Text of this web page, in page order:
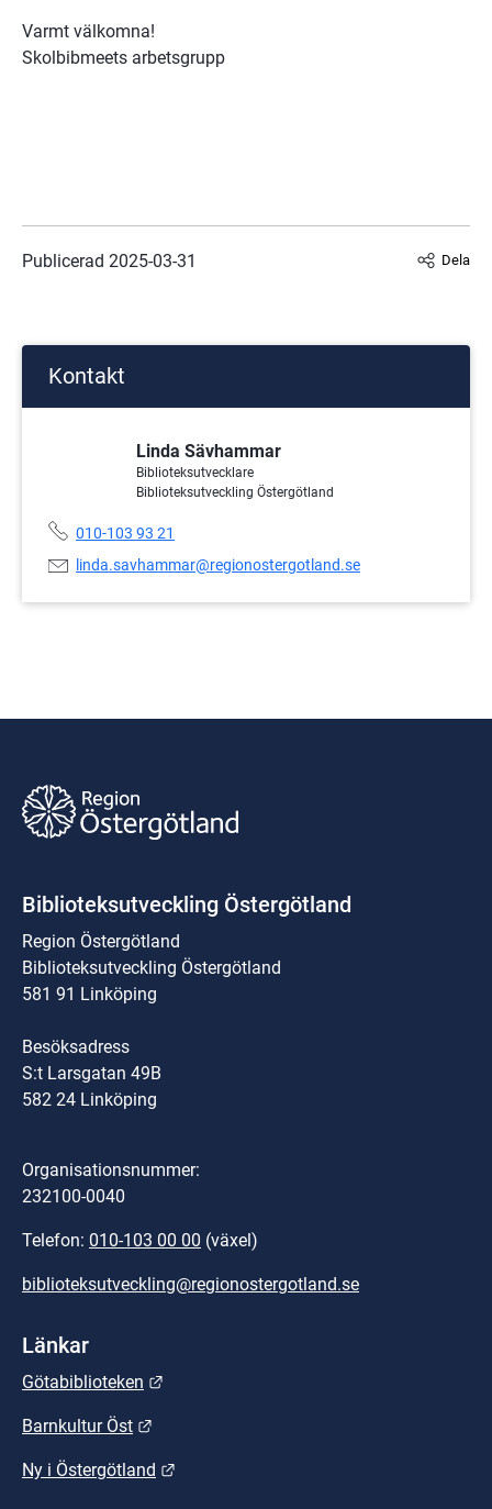
Varmt välkomna!
Skolbibmeets arbetsgrupp
Publicerad 2025-03-31 Dela
Kontakt
Linda Sävhammar
Biblioteksutvecklare
Biblioteksutveckling Östergötland
Telefonnummer:
010-103 93 21
E-
linda.savhammar@regionostergotland.se
Biblioteksutveckling Östergötland
Region Östergötland
Biblioteksutveckling Östergötland
581 91 Linköping
Besöksadress
S:t Larsgatan 49B
582 24 Linköping
Organisationsnummer:
232100-0040
Telefon: 010-103 00 00 (växel)
biblioteksutveckling@regionostergotland.se
Länkar
Götabiblioteken
Barnkultur Öst
Ny i Östergötland